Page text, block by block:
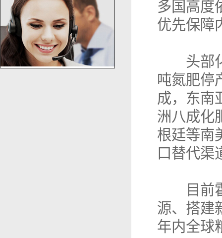
多国高度
优先保障
头部化
吨氮肥停
成，东南
洲八成化
根廷等南
口替代渠
目前霍
源、搭建
年内全球